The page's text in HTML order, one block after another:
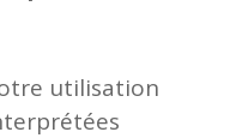
utilisation